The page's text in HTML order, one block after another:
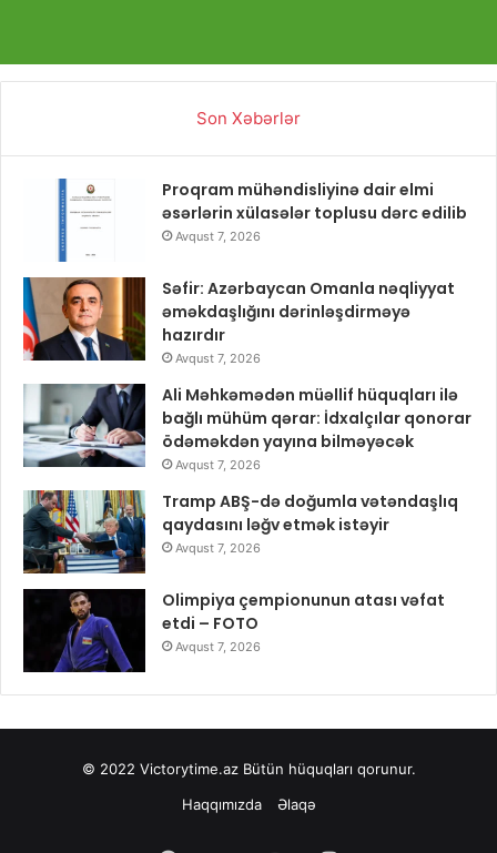
Son Xəbərlər
Proqram mühəndisliyinə dair elmi
əsərlərin xülasələr toplusu dərc edilib
Avqust 7, 2026
Səfir: Azərbaycan Omanla nəqliyyat
əməkdaşlığını dərinləşdirməyə
hazırdır
Avqust 7, 2026
Ali Məhkəmədən müəllif hüquqları ilə
bağlı mühüm qərar: İdxalçılar qonorar
ödəməkdən yayına bilməyəcək
Avqust 7, 2026
Tramp ABŞ-də doğumla vətəndaşlıq
qaydasını ləğv etmək istəyir
Avqust 7, 2026
Olimpiya çempionunun atası vəfat
etdi – FOTO
Avqust 7, 2026
© 2022 Victorytime.azBütün hüquqları qorunur.
Haqqımızda
Əlaqə